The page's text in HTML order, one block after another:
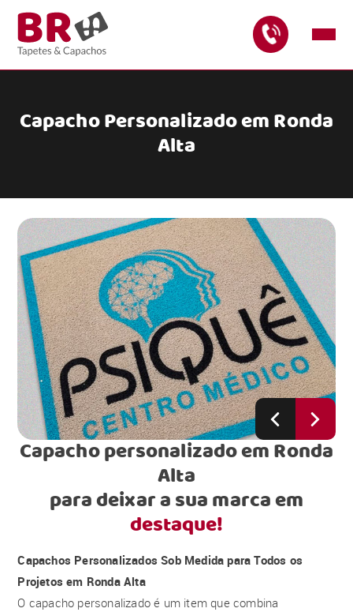
Capacho Personalizado em Ronda
Alta
Capacho personalizado em Ronda
Alta
para deixar a sua marca em
destaque!
Capachos Personalizados Sob Medida para Todos os
Projetos em Ronda Alta
O capacho personalizado é um item que combina